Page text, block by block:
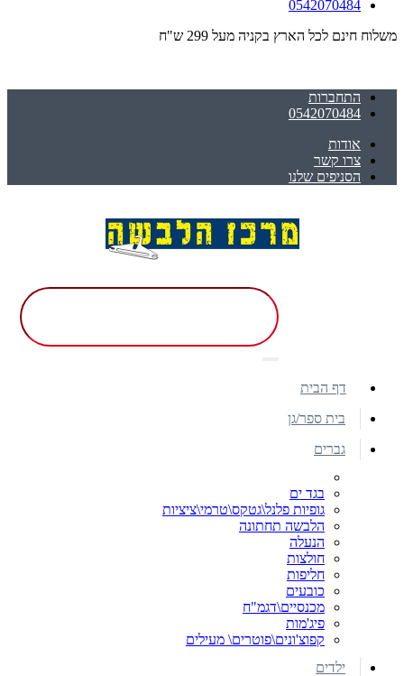
0542070484
משלוח חינם לכל הארץ בקניה מעל 299 ש"ח
התחברות
0542070484
אודות
צרו קשר
הסניפים שלנו
דף הבית
בית ספר/גן
גברים
בגד ים
גופיות פלנל\גטקס\טרמי\ציציות
הלבשה תחתונה
הנעלה
חולצות
חליפות
כובעים
מכנסיים\דגמ"ח
פיג'מות
קפוצ'ונים\פוטרים\ מעילים
ילדים